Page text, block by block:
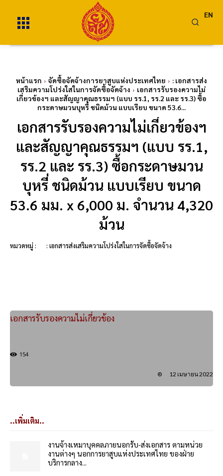
EN
หน้าแรก จัดซื้อจัดจ้างการยาสูบแห่งประเทศไทย
: เอกสารส่ง
เสริมความโปร่งใสในการจัดซื้อจัดจ้าง
เอกสารรับรองความไม่
เกี่ยวข้องฯ และสัญญาคุณธรรมฯ (แบบ รร.1, รร.2 และ รร.3) ซื้อ
กระดาษมวนบุหรี่ ชนิดม้วน แบบเรียบ ขนาด 53.6...
เอกสารรับรองความไม่เกี่ยวข้องฯ
และสัญญาคุณธรรมฯ (แบบ รร.1,
รร.2 และ รร.3) ซื้อกระดาษมวน
บุหรี่ ชนิดม้วน แบบเรียบ ขนาด
53.6 มม. x 6,000 ม. จำนวน 4,320
ม้วน
หมวดหมู่ : : เอกสารส่งเสริมความโปร่งใสในการจัดซื้อจัดจ้าง
เอกสารรับรองความไม่เกี่ยวข้อง
154
12 เมษายน 2022
..เพิ่มเติม..
งานจ้างเหมาบุคคลภายนอกรับ-ส่งเอกสาร ตามหน่วย
งานต่างๆ นอกการยาสูบแห่งประเทศไทย ของฝ่าย
บริการกลาง...